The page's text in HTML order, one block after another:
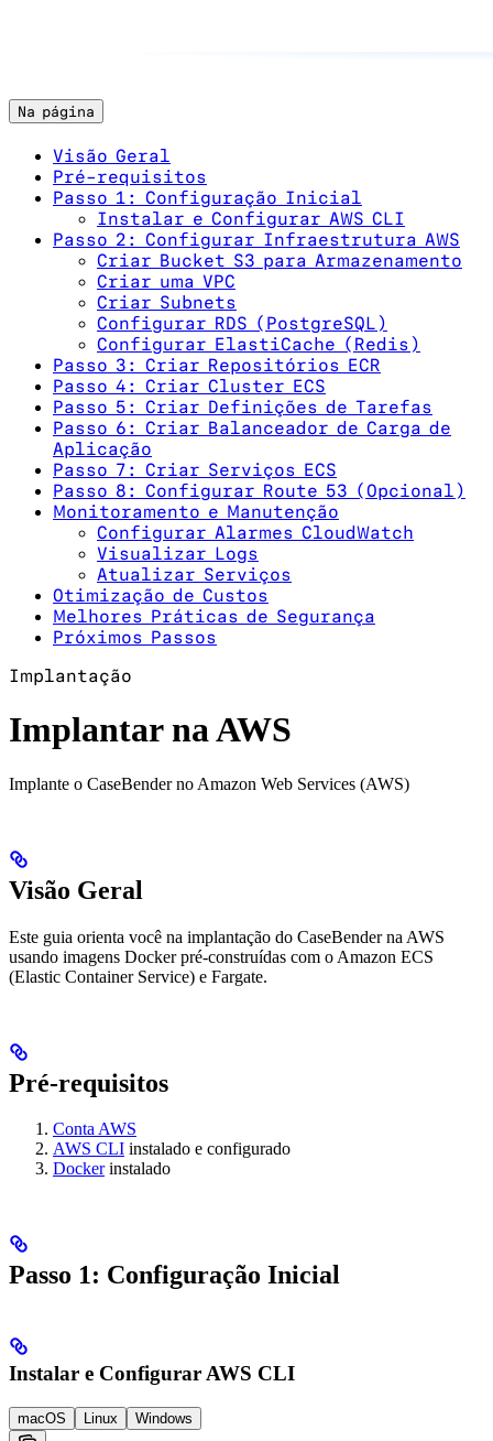
Na página
Visão Geral
Pré-requisitos
Passo 1: Configuração Inicial
Instalar e Configurar AWS CLI
Passo 2: Configurar Infraestrutura AWS
Criar Bucket S3 para Armazenamento
Criar uma VPC
Criar Subnets
Configurar RDS (PostgreSQL)
Configurar ElastiCache (Redis)
Passo 3: Criar Repositórios ECR
Passo 4: Criar Cluster ECS
Passo 5: Criar Definições de Tarefas
Passo 6: Criar Balanceador de Carga de
Aplicação
Passo 7: Criar Serviços ECS
Passo 8: Configurar Route 53 (Opcional)
Monitoramento e Manutenção
Configurar Alarmes CloudWatch
Visualizar Logs
Atualizar Serviços
Otimização de Custos
Melhores Práticas de Segurança
Próximos Passos
Implantação
Implantar na AWS
Implante o CaseBender no Amazon Web Services (AWS)
Visão Geral
Este guia orienta você na implantação do CaseBender na AWS
usando imagens Docker pré-construídas com o Amazon ECS
(Elastic Container Service) e Fargate.
Pré-requisitos
Conta AWS
AWS CLI instalado e configurado
Dockerinstalado
Passo 1: Configuração Inicial
Instalar e Configurar AWS CLI
macOS Linux Windows